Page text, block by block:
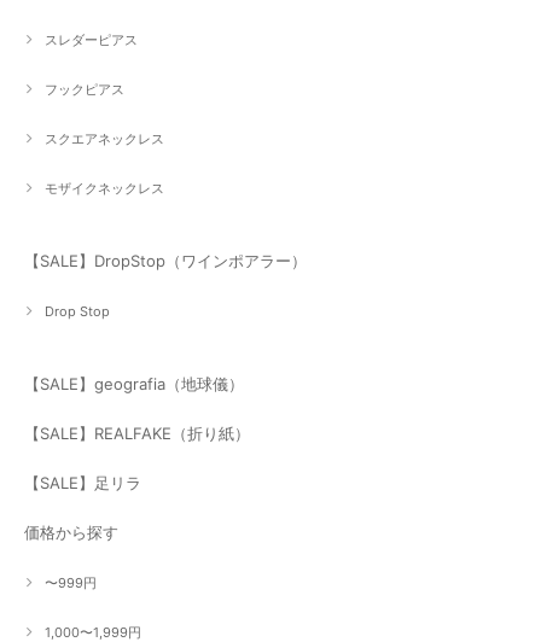
スレダーピアス
フックピアス
スクエアネックレス
モザイクネックレス
【SALE】DropStop（ワインポアラー）
Drop Stop
【SALE】geografia（地球儀）
【SALE】REALFAKE（折り紙）
【SALE】足リラ
価格から探す
〜999円
1,000〜1,999円